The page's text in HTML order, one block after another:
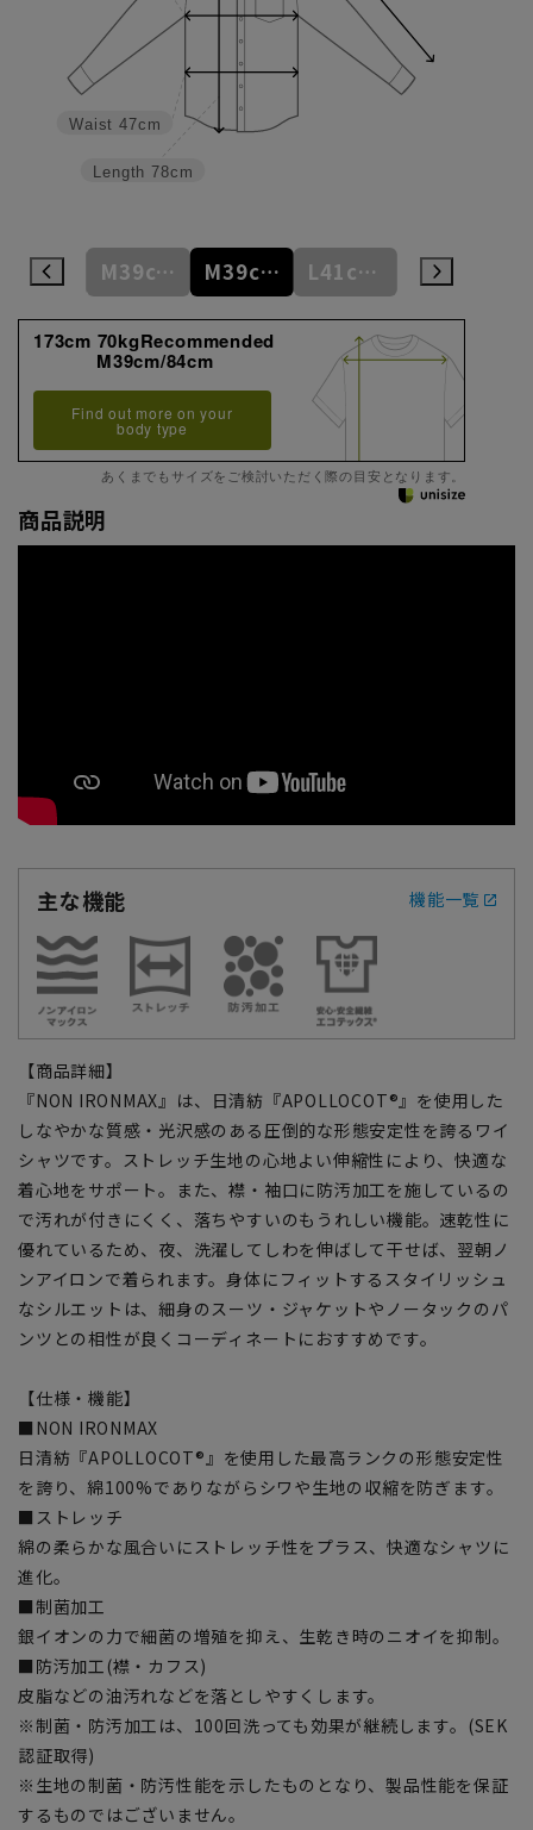
Length 78cm
Waist 47cm
M39cm/82cm M39cm/84cm L41cm/82cm
173cm 70kgRecommended
M39cm/84cm
Find out more on your
body type
あくまでもサイズをご検討いただく際の目安となります。
商品説明
主な機能 機能一覧
【商品詳細】
『NON IRONMAX』は、日清紡『APOLLOCOT®』を使用した
しなやかな質感・光沢感のある圧倒的な形態安定性を誇るワイ
シャツです。ストレッチ生地の心地よい伸縮性により、快適な
着心地をサポート。また、襟・袖口に防汚加工を施しているの
で汚れが付きにくく、落ちやすいのもうれしい機能。速乾性に
優れているため、夜、洗濯してしわを伸ばして干せば、翌朝ノ
ンアイロンで着られます。身体にフィットするスタイリッシュ
なシルエットは、細身のスーツ・ジャケットやノータックのパ
ンツとの相性が良くコーディネートにおすすめです。
【仕様・機能】
■NON IRONMAX
日清紡『APOLLOCOT®』を使用した最高ランクの形態安定性
を誇り、綿100%でありながらシワや生地の収縮を防ぎます。
■ストレッチ
綿の柔らかな風合いにストレッチ性をプラス、快適なシャツに
進化。
■制菌加工
銀イオンの力で細菌の増殖を抑え、生乾き時のニオイを抑制。
■防汚加工(襟・カフス)
皮脂などの油汚れなどを落としやすくします。
※制菌・防汚加工は、100回洗っても効果が継続します。(SEK
認証取得)
※生地の制菌・防汚性能を示したものとなり、製品性能を保証
するものではございません。